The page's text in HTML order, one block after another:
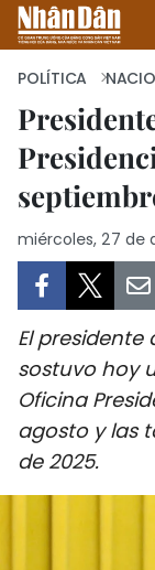
POLÍTICA
miércoles, 27 de
El presidente
sostuvo hoy
Oficina
agosto y las
de 2025.